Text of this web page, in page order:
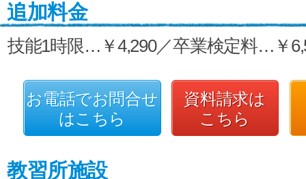
追加料金
技能1時限…￥4,290／卒業検定料…￥
お電話でお問合せ
はこちら
資料請求は
こちら
教習所施設